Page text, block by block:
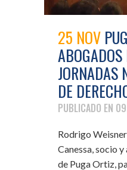
25 NOV
JORNADAS
DE
PUBLICADO EN
Rodrigo
Canessa, socio
de Puga Ortiz,